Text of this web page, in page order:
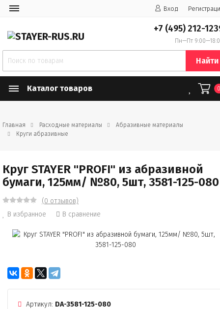
Вход
+7 (495) 212-
Пн—Пт
Найти
Каталог товаров
Главная Расходные материалы
Абразивные материалы
Круги абразивные
Круг STAYER "PROFI" из абразивной
бумаги, 125мм/ №80, 5шт, 3581-125-080
(0 отзывов)
В избранное
В сравнение
Артикул: DA-3581-125-080